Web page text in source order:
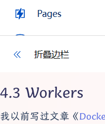
Workers
我以前写过文章《